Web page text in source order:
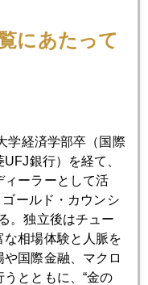
金続騰
にあたって
学経済学部卒（国際
銀行）を経て、
ィーラーとして活
ールド・カウンシ
。独立後はチュー
な相場体験と人脈を
国際金融、マクロ
とともに、“金の